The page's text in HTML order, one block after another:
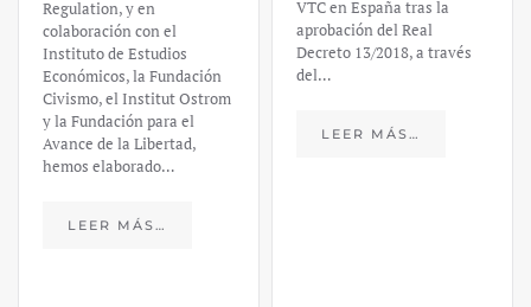
VTC en España tras la
aprobación del Real
Decreto 13/2018, a través
del…
LEER MÁS…
financiero –
Daniel
Fernández